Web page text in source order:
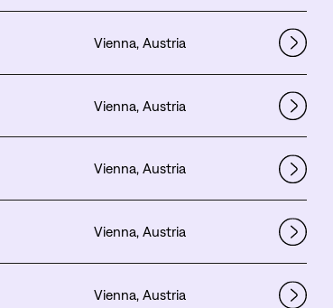
Vienna, Austria
Vienna, Austria
Vienna, Austria
Vienna, Austria
Vienna, Austria